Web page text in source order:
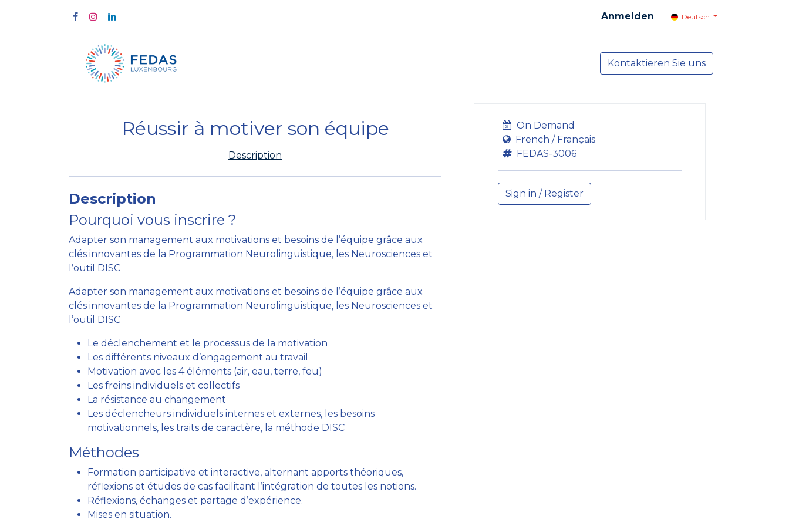
Anmelden Deutsch
NEWS
Kontaktieren Sie uns
Réussir à motiver son équipe
Description
Description
Pourquoi vous inscrire ?
Adapter son management aux motivations et besoins de l’équipe grâce aux
clés innovantes de la Programmation Neurolinguistique, les Neurosciences et
l’outil DISC
Adapter son management aux motivations et besoins de l’équipe grâce aux
clés innovantes de la Programmation Neurolinguistique, les Neurosciences et
l’outil DISC
Le déclenchement et le processus de la motivation
Les différents niveaux d’engagement au travail
Motivation avec les 4 éléments (air, eau, terre, feu)
Les freins individuels et collectifs
La résistance au changement
Les déclencheurs individuels internes et externes, les besoins
motivationnels, les traits de caractère, la méthode DISC
Méthodes
Formation participative et interactive, alternant apports théoriques,
réflexions et études de cas facilitant l’intégration de toutes les notions.
Réflexions, échanges et partage d’expérience.
Mises en situation.
On Demand
French / Français
FEDAS-3006
Sign in / Register